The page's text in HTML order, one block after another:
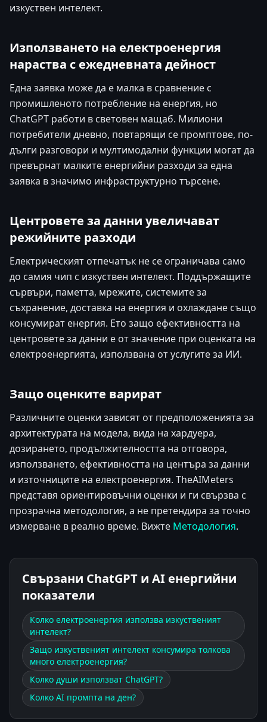
изкуствен интелект.
Използването на електроенергия
нараства с ежедневната дейност
Една заявка може да е малка в сравнение с
промишленото потребление на енергия, но
ChatGPT работи в световен мащаб. Милиони
потребители дневно, повтарящи се промптове, по-
дълги разговори и мултимодални функции могат да
превърнат малките енергийни разходи за една
заявка в значимо инфраструктурно търсене.
Центровете за данни увеличават
режийните разходи
Електрическият отпечатък не се ограничава само
до самия чип с изкуствен интелект. Поддържащите
сървъри, паметта, мрежите, системите за
съхранение, доставка на енергия и охлаждане също
консумират енергия. Ето защо ефективността на
центровете за данни е от значение при оценката на
електроенергията, използвана от услугите за ИИ.
Защо оценките варират
Различните оценки зависят от предположенията за
архитектурата на модела, вида на хардуера,
дозирането, продължителността на отговора,
използването, ефективността на центъра за данни
и източниците на електроенергия. TheAIMeters
представя ориентировъчни оценки и ги свързва с
прозрачна методология, а не претендира за точно
измерване в реално време. Вижте Методология.
Свързани ChatGPT и AI енергийни
показатели
Колко електроенергия използва изкуственият
интелект?
Защо изкуственият интелект консумира толкова
много електроенергия?
Колко души използват ChatGPT?
Колко AI промпта на ден?